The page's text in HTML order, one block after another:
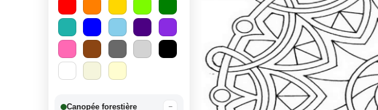
Canopée forestière −